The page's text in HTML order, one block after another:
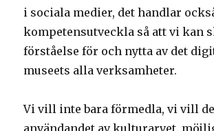
i sociala medier, det handlar
kompetensutveckla så att vi kan
förståelse för och nytta av det
museets alla verksamheter.
Vi vill inte bara förmedla, vi vill
användandet av kulturarvet,